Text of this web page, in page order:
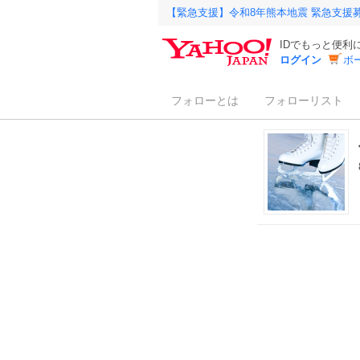
【緊急支援】令和8年熊本地震 緊急支援
IDでもっと便利
ログイン
ボ
フォローとは フォローリスト